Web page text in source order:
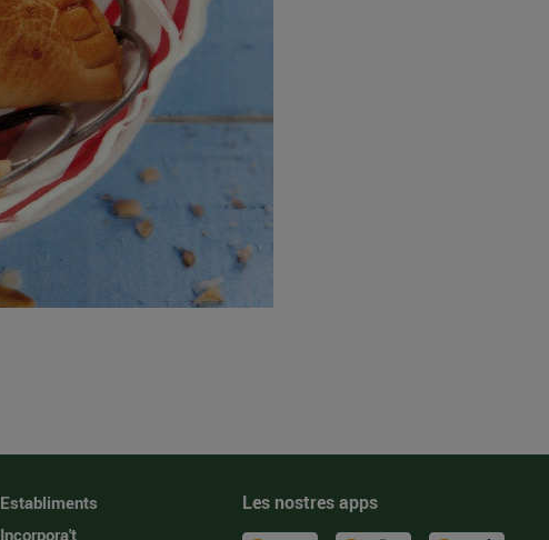
Establiments
Incorpora't
Les nostres apps